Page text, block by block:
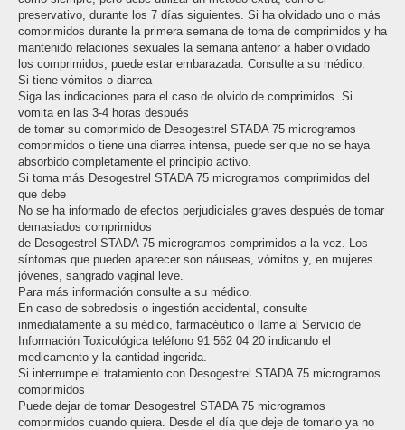
preservativo, durante los 7 días siguientes. Si ha olvidado uno o más
comprimidos durante la primera semana de toma de comprimidos y ha
mantenido relaciones sexuales la semana anterior a haber olvidado
los comprimidos, puede estar embarazada. Consulte a su médico.
Si tiene vómitos o diarrea
Siga las indicaciones para el caso de olvido de comprimidos. Si
vomita en las 3-4 horas después
de tomar su comprimido de Desogestrel STADA 75 microgramos
comprimidos o tiene una diarrea intensa, puede ser que no se haya
absorbido completamente el principio activo.
Si toma más Desogestrel STADA 75 microgramos comprimidos del
que debe
No se ha informado de efectos perjudiciales graves después de tomar
demasiados comprimidos
de Desogestrel STADA 75 microgramos comprimidos a la vez. Los
síntomas que pueden aparecer son náuseas, vómitos y, en mujeres
jóvenes, sangrado vaginal leve.
Para más información consulte a su médico.
En caso de sobredosis o ingestión accidental, consulte
inmediatamente a su médico, farmacéutico o llame al Servicio de
Información Toxicológica teléfono 91 562 04 20 indicando el
medicamento y la cantidad ingerida.
Si interrumpe el tratamiento con Desogestrel STADA 75 microgramos
comprimidos
Puede dejar de tomar Desogestrel STADA 75 microgramos
comprimidos cuando quiera. Desde el día que deje de tomarlo ya no